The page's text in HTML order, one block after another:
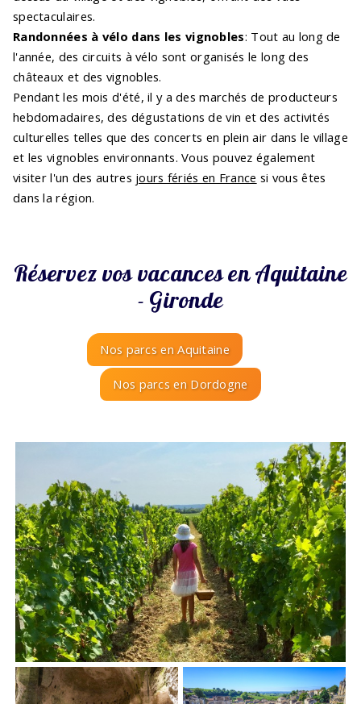
spectaculaires.
Randonnées à vélo dans les vignobles: Tout au long de
l'année, des circuits à vélo sont organisés le long des
châteaux et des vignobles.
Pendant les mois d'été, il y a des marchés de producteurs
hebdomadaires, des dégustations de vin et des activités
culturelles telles que des concerts en plein air dans le village
et les vignobles environnants. Vous pouvez également
visiter l'un des autres jours fériés en France si vous êtes
dans la région.
Réservez vos vacances en Aquitaine
- Gironde
Nos parcs en Aquitaine
Nos parcs en Dordogne